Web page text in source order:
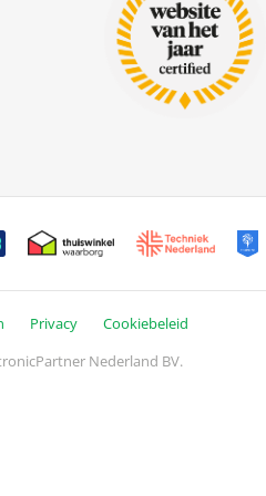
Privacy
Cookiebeleid
Nederland BV.